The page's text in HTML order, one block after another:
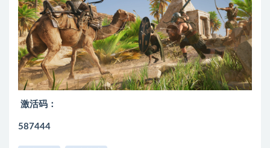
激活码：
587444